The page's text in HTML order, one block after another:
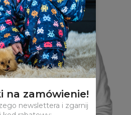
na zamówienie!
newslettera i zgarnij